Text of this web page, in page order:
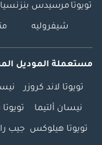
تويوتا مرسيدس بنز
شيفروليه
مستعملة الموديل
تويوتا لاند كروزر
نيسان ألتيما
تويوتا هيلوكس جيب